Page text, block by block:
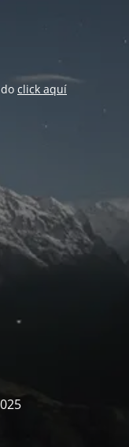
click aquí